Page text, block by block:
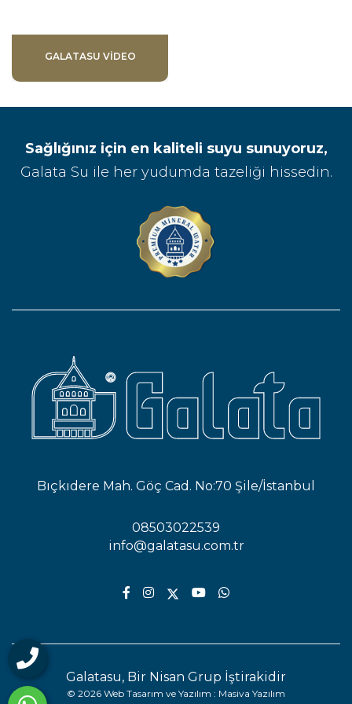
GALATASU VIDEO
Sağlığınız için en kaliteli suyu sunuyoruz,
Galata Su ile her yudumda tazeliği hissedin.
Bıçkıdere Mah. Göç Cad. No:70 Şile/İstanbul
08503022539
info@galatasu.com.tr
Galatasu, Bir Nisan Grup İştirakidir
© 2026 Web Tasarım ve Yazılım : Masiva Yazılım